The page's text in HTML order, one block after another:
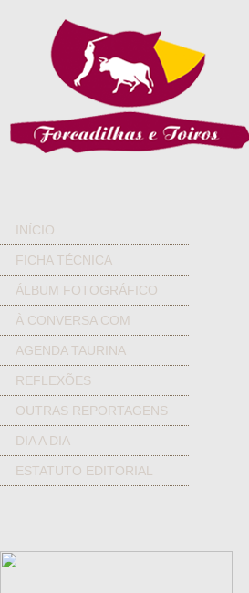
INÍCIO
FICHA TÉCNICA
ÁLBUM FOTOGRÁFICO
À CONVERSA COM
AGENDA TAURINA
REFLEXÕES
OUTRAS REPORTAGENS
DIA A DIA
ESTATUTO EDITORIAL